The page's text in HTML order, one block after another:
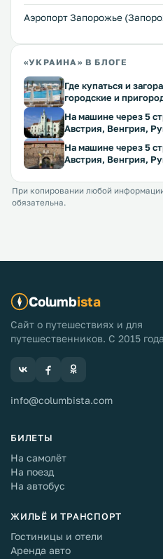
Аэропорт Запорожье
«УКРАИНА» В БЛОГЕ
Где купаться и
городские и
На машине через 5
Австрия, Венгрия,
На машине через 5
Австрия, Венгрия,
При копировании любой
обязательна.
Columbista
Сайт о путешествиях и для
путешественников. С 2015
info@columbista.com
БИЛЕТЫ
На самолёт
На поезд
На автобус
ЖИЛЬЁ И ТРАНСПОРТ
Гостиницы и отели
Аренда авто